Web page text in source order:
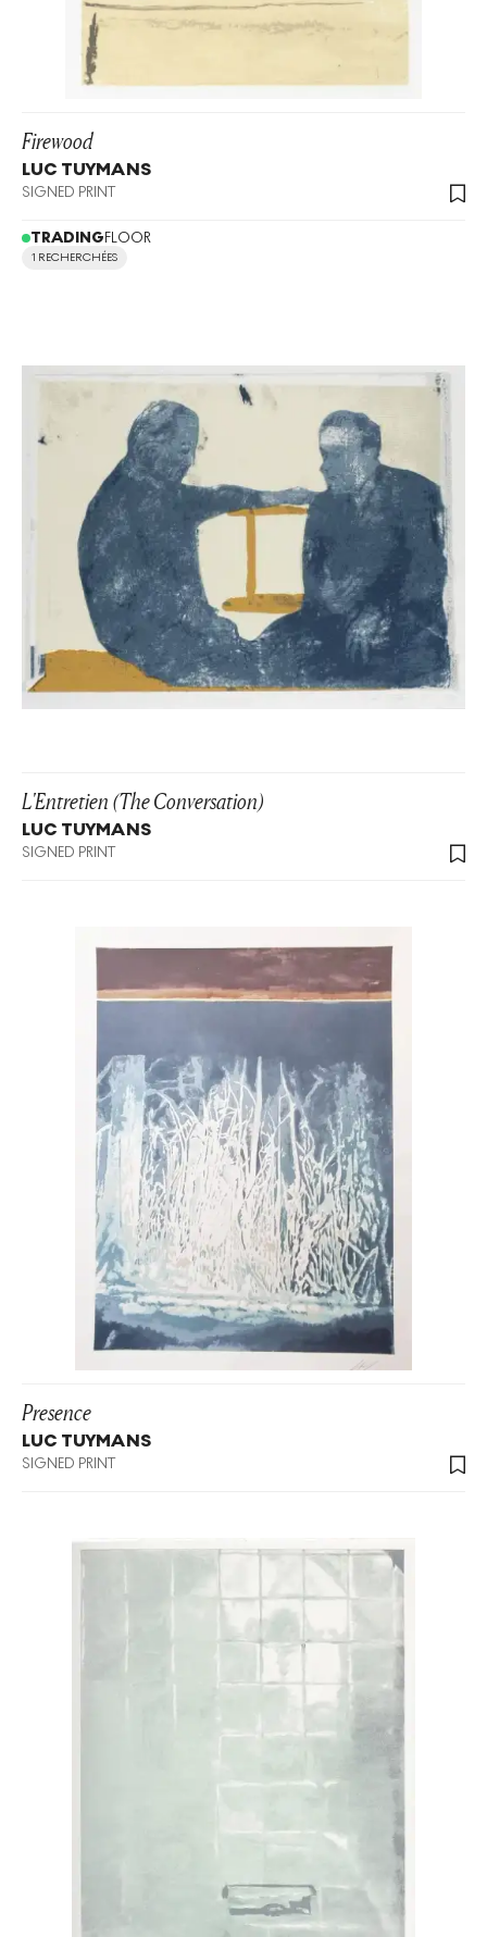
Firewood
LUC TUYMANS
SIGNED PRINT
TRADINGFLOOR
1 RECHERCHÉES
L'Entretien (The Conversation)
LUC TUYMANS
SIGNED PRINT
Presence
LUC TUYMANS
SIGNED PRINT